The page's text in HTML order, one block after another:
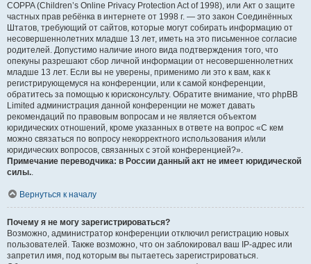
COPPA (Children’s Online Privacy Protection Act of 1998), или Акт о защите
частных прав ребёнка в интернете от 1998 г. — это закон Соединённых
Штатов, требующий от сайтов, которые могут собирать информацию от
несовершеннолетних младше 13 лет, иметь на это письменное согласие
родителей. Допустимо наличие иного вида подтверждения того, что
опекуны разрешают сбор личной информации от несовершеннолетних
младше 13 лет. Если вы не уверены, применимо ли это к вам, как к
регистрирующемуся на конференции, или к самой конференции,
обратитесь за помощью к юрисконсульту. Обратите внимание, что phpBB
Limited администрация данной конференции не может давать
рекомендаций по правовым вопросам и не является объектом
юридических отношений, кроме указанных в ответе на вопрос «С кем
можно связаться по вопросу некорректного использования и/или
юридических вопросов, связанных с этой конференцией?».
Примечание переводчика: в России данный акт не имеет юридической
силы..
Вернуться к началу
Почему я не могу зарегистрироваться?
Возможно, администратор конференции отключил регистрацию новых
пользователей. Также возможно, что он заблокировал ваш IP-адрес или
запретил имя, под которым вы пытаетесь зарегистрироваться.